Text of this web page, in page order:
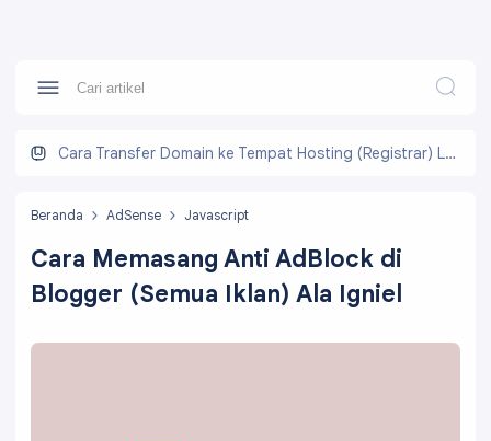
Cara Transfer Domain ke Tempat Hosting (Registrar) Lain
Beranda AdSense Javascript
Cara Memasang Anti AdBlock di
Blogger (Semua Iklan) Ala Igniel